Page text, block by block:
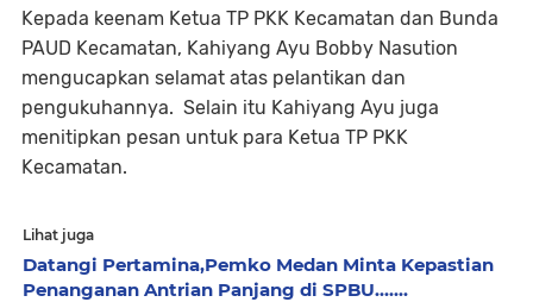
Kepada keenam Ketua TP PKK Kecamatan dan Bunda
PAUD Kecamatan, Kahiyang Ayu Bobby Nasution
mengucapkan selamat atas pelantikan dan
pengukuhannya. Selain itu Kahiyang Ayu juga
menitipkan pesan untuk para Ketua TP PKK
Kecamatan.
Lihat juga
Datangi Pertamina,Pemko Medan Minta Kepastian
Penanganan Antrian Panjang di SPBU.......